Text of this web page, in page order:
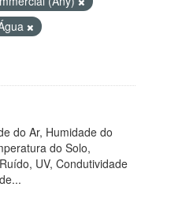
do Ar, Humidade do
do Solo,
UV, Condutividade